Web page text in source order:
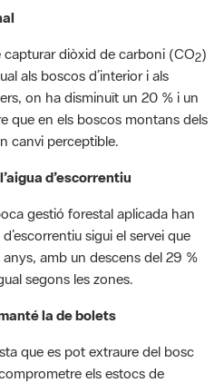
als boscos d’interior i als
on ha disminuït un 20 % i un
que en els boscos montans dels
canvi perceptible.
d’escorrentiu
gestió forestal aplicada han
sigui el servei que
amb un descens del 29 %
segons les zones.
la de bolets
que es pot extraure del bosc
els estocs de
l’únic servei que ha mostrat
anys estudiats.